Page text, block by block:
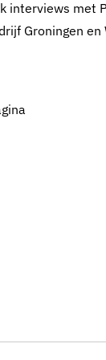
interviews met
Groningen
Bluesky